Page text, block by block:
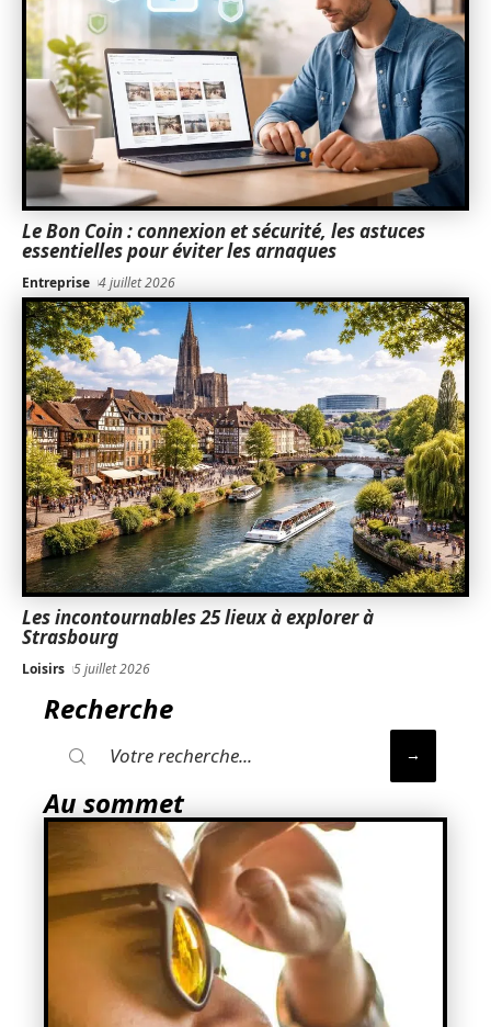
Le Bon Coin : connexion et sécurité, les astuces
essentielles pour éviter les arnaques
Entreprise 4 juillet 2026
Les incontournables 25 lieux à explorer à
Strasbourg
Loisirs 5 juillet 2026
Recherche
Au sommet